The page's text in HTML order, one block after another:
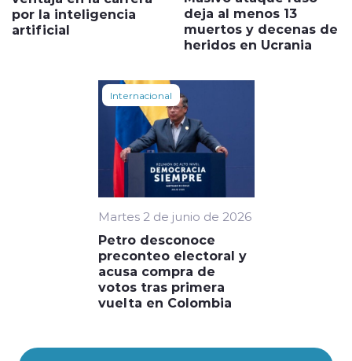
por la inteligencia
artificial
deja al menos 13
muertos y decenas de
heridos en Ucrania
Internacional
Martes 2 de junio de 2026
Petro desconoce
preconteo electoral y
acusa compra de
votos tras primera
vuelta en Colombia